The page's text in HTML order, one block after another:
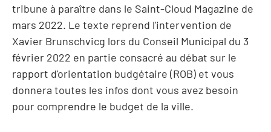
tribune à paraître dans le Saint-Cloud Magazine de
mars 2022. Le texte reprend l'intervention de
Xavier Brunschvicg lors du Conseil Municipal du 3
février 2022 en partie consacré au débat sur le
rapport d'orientation budgétaire (ROB) et vous
donnera toutes les infos dont vous avez besoin
pour comprendre le budget de la ville.